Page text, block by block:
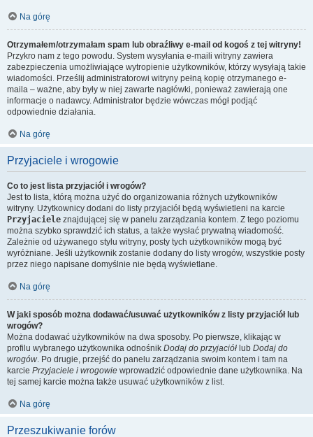
Na górę
Otrzymałem/otrzymałam spam lub obraźliwy e-mail od kogoś z tej witryny!
Przykro nam z tego powodu. System wysyłania e-maili witryny zawiera
zabezpieczenia umożliwiające wytropienie użytkowników, którzy wysyłają takie
wiadomości. Prześlij administratorowi witryny pełną kopię otrzymanego e-
maila – ważne, aby były w niej zawarte nagłówki, ponieważ zawierają one
informacje o nadawcy. Administrator będzie wówczas mógł podjąć
odpowiednie działania.
Na górę
Przyjaciele i wrogowie
Co to jest lista przyjaciół i wrogów?
Jest to lista, którą można użyć do organizowania różnych użytkowników
witryny. Użytkownicy dodani do listy przyjaciół będą wyświetleni na karcie
Przyjaciele znajdującej się w panelu zarządzania kontem. Z tego poziomu
można szybko sprawdzić ich status, a także wysłać prywatną wiadomość.
Zależnie od używanego stylu witryny, posty tych użytkowników mogą być
wyróżniane. Jeśli użytkownik zostanie dodany do listy wrogów, wszystkie posty
przez niego napisane domyślnie nie będą wyświetlane.
Na górę
W jaki sposób można dodawać/usuwać użytkowników z listy przyjaciół lub
wrogów?
Można dodawać użytkowników na dwa sposoby. Po pierwsze, klikając w
profilu wybranego użytkownika odnośnik Dodaj do przyjaciół lub Dodaj do
wrogów. Po drugie, przejść do panelu zarządzania swoim kontem i tam na
karcie Przyjaciele i wrogowie wprowadzić odpowiednie dane użytkownika. Na
tej samej karcie można także usuwać użytkowników z list.
Na górę
Przeszukiwanie forów